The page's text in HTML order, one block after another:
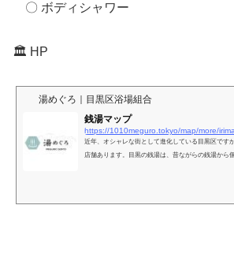
〇 ボディシャワー
🏛️ HP
湯めぐろ｜目黒区浴場組合
銭湯マップ
https://1010meguro.tokyo/map/more/
近年、オシャレな街として進化している目黒区です
店舗あります。目黒の銭湯は、昔ながらの銭湯から